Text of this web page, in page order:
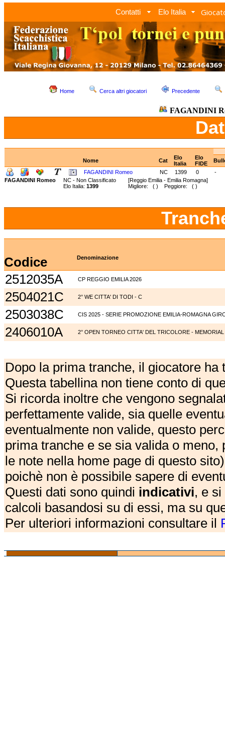
Contatti Elo Italia
Home Cerca altri giocatori Precedente
FAGANDINI
Nome Cat
Elo
Italia
Elo
FIDE
FAGANDINI Romeo
NC 1399 0
-
FAGANDINI Romeo
NC - Non Classificato [Reggio Emilia - Emilia Romagna]
Elo Italia: 1399 Migliore: ( ) Peggiore: ( )
Codice Denominazione
2512035A CP REGGIO EMILIA 2026
2504021C 2° WE CITTA' DI TODI - C
2503038C CIS 2025 - SERIE PROMOZIONE EMILIA-ROMAGNA
2406010A 2° OPEN TORNEO CITTA' DEL TRICOLORE -
Dopo la prima tranche, il giocatore
Questa tabellina non tiene conto di
Si ricorda inoltre che vengono
perfettamente valide, sia quelle
eventualmente non valide, questo
prima tranche e se sia valida o
le note nella home page di questo
poichè non è possibile sapere di
Questi dati sono quindi indicativi, e
calcoli basandosi su di essi, ma su
Per ulteriori informazioni consultare il